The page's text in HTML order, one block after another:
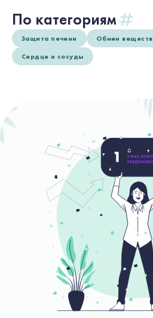
По категориям
Защита печени Обмен веществ
Сердце и сосуды